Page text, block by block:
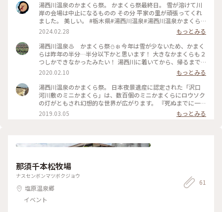
湯西川温泉のかまくら祭。 かまくら祭最終日。 雪が溶けて川
岸の会場は中止になるものの その分 平家の里が頑張ってくれ
ました。 美しい。 #栃木県#湯西川温泉#湯西川温泉かまくら
祭#平家の里#かまくら
2024.02.28
もっとみる
湯西川温泉♨️ かまくら祭⛄❄️ 今年は雪が少ないため、かまく
らは昨年の半分…半分以下かと思います！ 大きなかまくらも２
つしかできなかったみたい！ 湯西川に着いてから、帰るまで
雪はずっと降ってました！ たまに止んでまた降りだしての繰
り返し。 激しい降りではなかったので、傘をさしている方は
ほとんどいなかった。 フードつきのダウンジャケット が
best☆
2020.02.10
もっとみる
湯西川温泉のかまくら祭。 日本夜景遺産に認定された「沢口
河川敷のミニかまくら」は、数百個のミニかまくらにロウソク
の灯がともされ幻想的な世界が広がります。 『死ぬまでに一度
は見たい絶景』にも選ばれています。 📷2019.3.2 明日が最終
日ということもあり、雪が少ない！雪がない！風情があまりあ
まくら#日本夜景遺産#Ayuと雪
2019.03.05 もっとみる
那須千本松牧場
ナスセンボンマツボクジョウ
塩原温泉郷
イベント
61